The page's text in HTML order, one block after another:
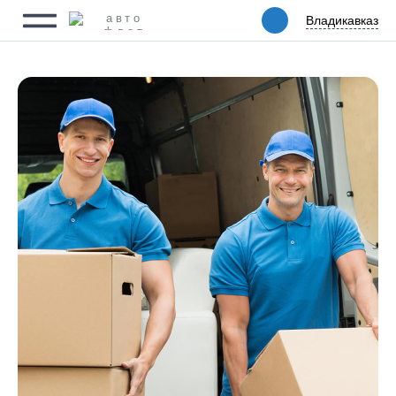
Владикавказ
Услуги
Цены
Автопарк
О компании